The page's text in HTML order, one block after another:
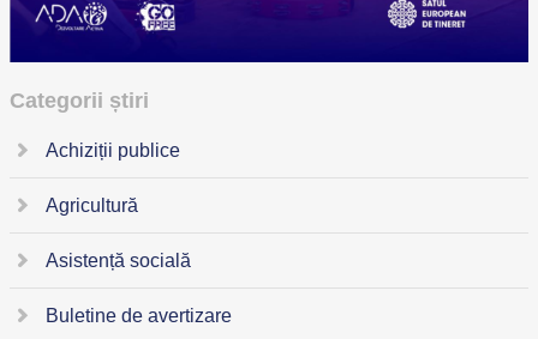
Categorii știri
Achiziții publice
Agricultură
Asistență socială
Buletine de avertizare